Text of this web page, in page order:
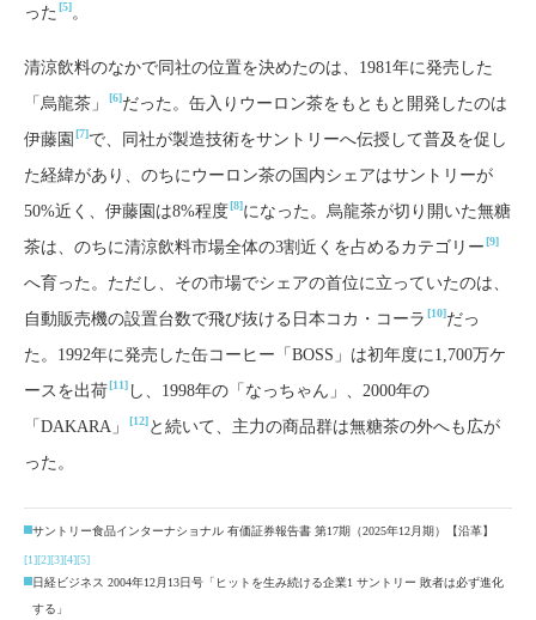
った [5]。
清涼飲料のなかで同社の位置を決めたのは、1981年に発売した
「烏龍茶」
[6]だった。缶入りウーロン茶をもともと開発したのは
伊藤園 [7]で、同社が製造技術をサントリーへ伝授して普及を促し
た経緯があり、のちにウーロン茶の国内シェアはサントリーが
50%近く、伊藤園は8%程度[8]になった。烏龍茶が切り開いた無糖
茶は、のちに清涼飲料市場全体の3割近くを占めるカテゴリー[9]
へ育った。ただし、その市場でシェアの首位に立っていたのは、
自動販売機の設置台数で飛び抜ける日本コカ・コーラ [10]だっ
た。1992年に発売した缶コーヒー「BOSS」は初年度に1,700万ケ
ースを出荷[11] し、1998年の「なっちゃん」、2000年の
「DAKARA」
[12]と続いて、主力の商品群は無糖茶の外へも広が
った。
サントリー食品インターナショナル 有価証券報告書 第17期（2025年12月期）【沿革】
[1][2][3][4][5]
日経ビジネス 2004年12月13日号「ヒットを生み続ける企業1 サントリー 敗者は必ず進化
する」